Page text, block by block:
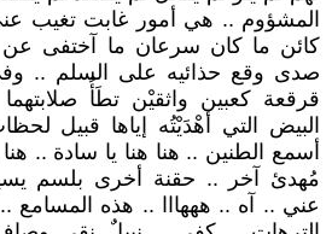
المشؤوم .. هي أمور غابت تغيب عني
كائن ما كان سرعان ما آختفى عن
صدى وقع حذائيه على السلم ..
قرقعة كعبين واثقيْن تطَأُ صلابتهما
البيض التي أهْدَيْتُه إياها قبيل
أسمع الطنين .. هنا هنا يا سادة ..
مُهدئ آخر .. حقنة أخرى بلسم
عني .. آه .. هههااا .. هذه المسامع